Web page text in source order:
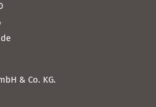
& Co. KG.